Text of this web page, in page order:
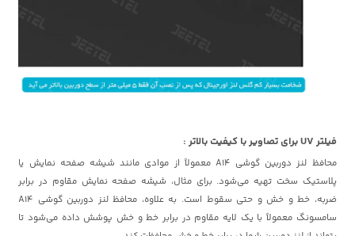
فیلتر UV برای تصاویر با کیفیت بالاتر :
محافظ لنز دوربین گوشی A14 معمولاً از موادی مانند شیشه صفحه نمایش یا
پلاستیک سخت تهیه می‌شود. برای مثال، شیشه صفحه نمایش مقاوم در برابر
ضربه، خط و خش و حتی سقوط است. به علاوه، محافظ لنز دوربین گوشی A14
سامسونگ معمولاً با یک لایه مقاوم در برابر خط و خش پوشش داده می‌شود تا